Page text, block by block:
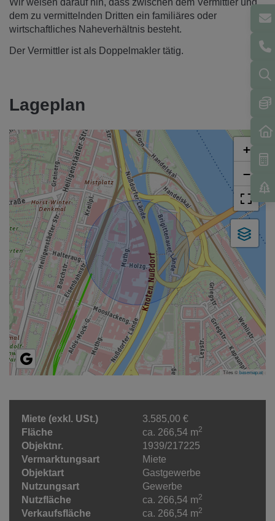
Wir weisen darauf hin, dass zwischen dem Vermittler und
dem zu vermittelnden Dritten ein familiäres oder
wirtschaftliches Naheverhältnis besteht.
Der Vermittler ist als Doppelmakler tätig.
Lageplan
+
−
Tiles ©basemap.at
Miete (exkl. USt.)
3.585,00 €
Fläche
ca. 266,54 m2
Objektnr.
1939/217225
Vermarktungsart
Miete
Objektart
Gastgewerbe
Nutzungsart
Gewerbe
Nutzfläche
ca. 266,54 m2
Verkaufsfläche ca. 266,54 m2